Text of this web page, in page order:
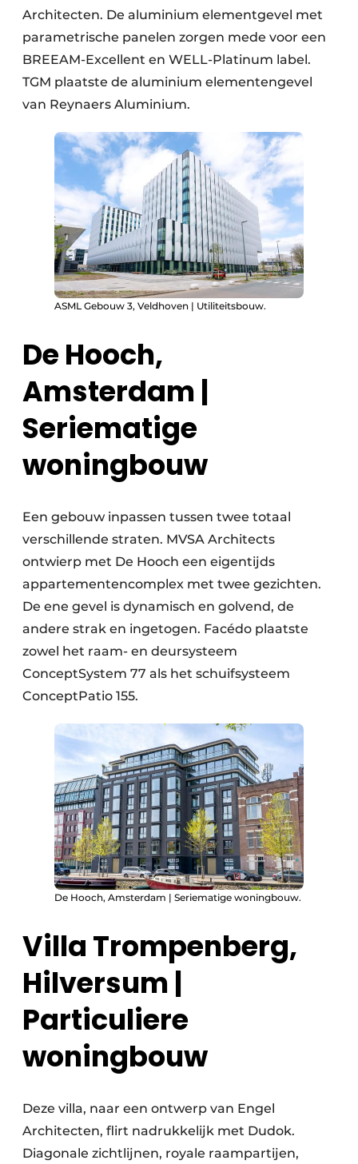
Architecten. De aluminium elementgevel met
parametrische panelen zorgen mede voor een
BREEAM-Excellent en WELL-Platinum label.
TGM plaatste de aluminium elementengevel
van Reynaers Aluminium.
ASML Gebouw 3, Veldhoven | Utiliteitsbouw.
De Hooch,
Amsterdam |
Seriematige
woningbouw
Een gebouw inpassen tussen twee totaal
verschillende straten. MVSA Architects
ontwierp met De Hooch een eigentijds
appartementencomplex met twee gezichten.
De ene gevel is dynamisch en golvend, de
andere strak en ingetogen. Facédo plaatste
zowel het raam- en deursysteem
ConceptSystem 77 als het schuifsysteem
ConceptPatio 155.
De Hooch, Amsterdam | Seriematige woningbouw.
Villa Trompenberg,
Hilversum |
Particuliere
woningbouw
Deze villa, naar een ontwerp van Engel
Architecten, flirt nadrukkelijk met Dudok.
Diagonale zichtlijnen, royale raampartijen,